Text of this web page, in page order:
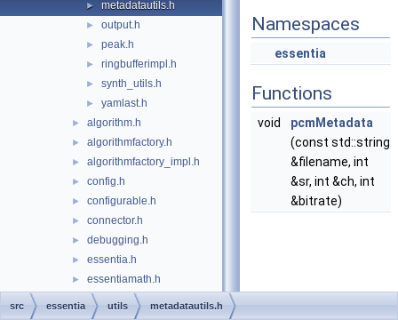
► metadatautils.h
► output.h
► peak.h
► ringbufferimpl.h
► synth_utils.h
► yamlast.h
► algorithm.h
► algorithmfactory.h
► algorithmfactory_impl.h
► config.h
► configurable.h
► connector.h
► debugging.h
► essentia.h
► essentiamath.h
essentiautil.h
Namespaces
essentia
Functions
void
pcmMetadata
(const std::string
&filename, int
&sr, int &ch, int
&bitrate)
src essentia utils metadatautils.h